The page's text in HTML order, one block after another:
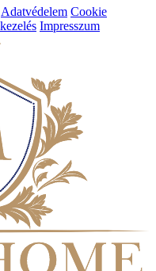
Adatvédelem Cookie
Impresszum